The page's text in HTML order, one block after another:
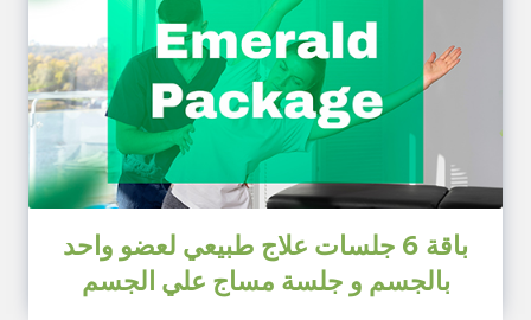
باقة 6 جلسات علاج طبيعي لعضو واحد
بالجسم و جلسة مساج علي الجسم